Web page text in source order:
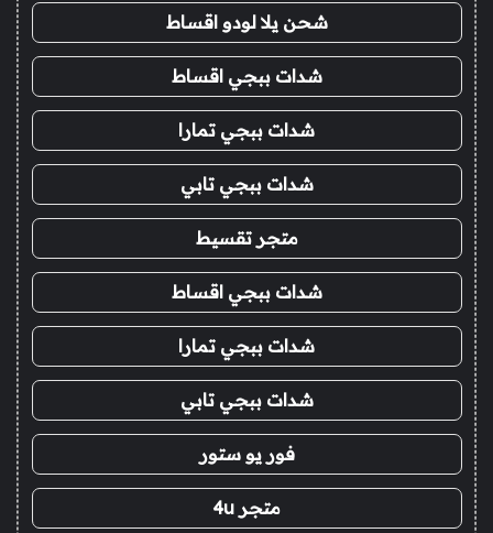
شحن يلا لودو اقساط
شدات ببجي اقساط
شدات ببجي تمارا
شدات ببجي تابي
متجر تقسيط
شدات ببجي اقساط
شدات ببجي تمارا
شدات ببجي تابي
فور يو ستور
متجر 4u